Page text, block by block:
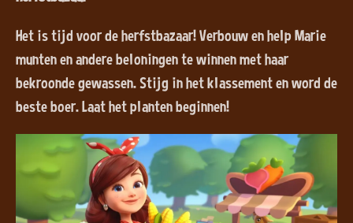
Het is tijd voor de herfstbazaar! Verbouw en help Marie
munten en andere beloningen te winnen met haar
bekroonde gewassen. Stijg in het klassement en word de
beste boer. Laat het planten beginnen!